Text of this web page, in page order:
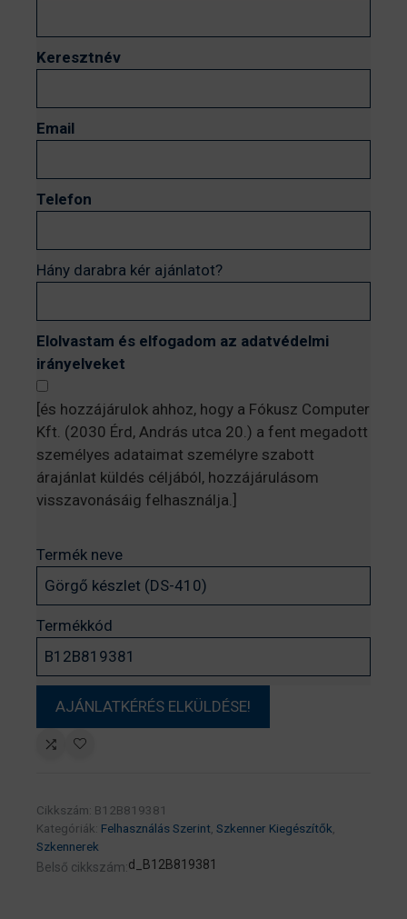
Keresztnév
Email
Telefon
Hány darabra kér ajánlatot?
Elolvastam és elfogadom az adatvédelmi
irányelveket
[és hozzájárulok ahhoz, hogy a Fókusz Computer
Kft. (2030 Érd, András utca 20.) a fent megadott
személyes adataimat személyre szabott
árajánlat küldés céljából, hozzájárulásom
visszavonásáig felhasználja.]
Termék neve
Termékkód
Cikkszám: B12B819381
Kategóriák: Felhasználás Szerint, Szkenner Kiegészítők,
Szkennerek
Belső cikkszám:d_B12B819381